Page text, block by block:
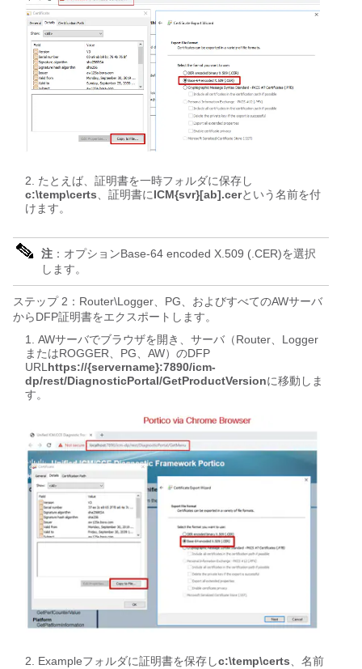
たとえば、証明書を一時フォルダに保存し
c:\temp\certs、証明書にICM{svr}[ab].cerという名前を付
けます。
注 ：オプションBase-64 encoded X.509 (.CER)を選択
します。
ステップ 2：Router\Logger、PG、およびすべてのAWサーバ
からDFP証明書をエクスポートします。
AWサーバでブラウザを開き、サーバ（Router、Logger
またはROGGER、PG、AW）のDFP
URLhttps://{servername}:7890/icm-
dp/rest/DiagnosticPortal/GetProductVersionに移動しま
す。
Exampleフォルダに証明書を保存しc:\temp\certs 、名前